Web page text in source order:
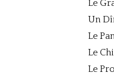
Le
Un
Le
Le
Le